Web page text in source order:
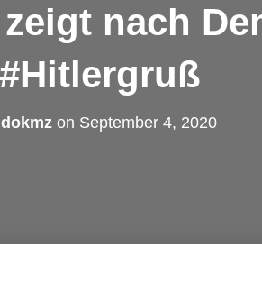
nach
dokmz on September 4, 2020